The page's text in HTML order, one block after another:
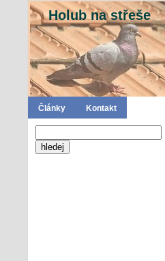
Holub na střeše
Články Kontakt